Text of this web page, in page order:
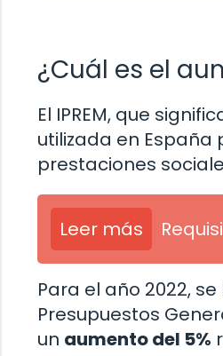
¿Cuál es el
El IPREM, que
utilizada en
prestaciones
Leer más
Para el año 2022,
Presupuestos
un aumento del 5%